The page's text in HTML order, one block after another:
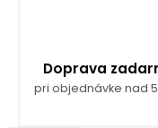
Doprava
pri objednávke nad